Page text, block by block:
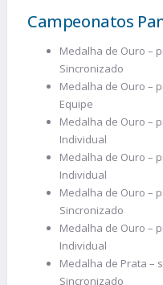
Campeonatos
Medalha de Ouro –
Sincronizado
Medalha de Ouro –
Equipe
Medalha de Ouro –
Individual
Medalha de Ouro –
Individual
Medalha de Ouro –
Sincronizado
Medalha de Ouro –
Individual
Medalha de Prata –
Sincronizado